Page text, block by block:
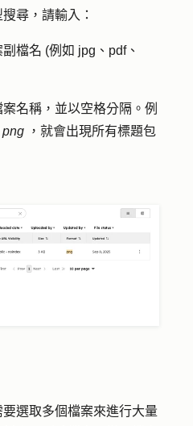
尋，請輸入：
副檔名 (例如 jpg、pdf、
案名稱 ，並以空格分隔。例
png ，就會出現所有標題包
選取多個檔案來進行大量